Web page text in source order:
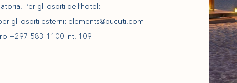
Per gli ospiti dell’hotel:
gli ospiti esterni: elements@bucuti.com
+297 583-1100 int. 109